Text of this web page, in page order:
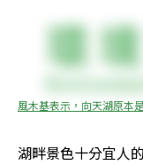
風木基表示，向天湖原本
湖畔景色十分宜人